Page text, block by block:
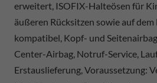
erweitert, ISOFIX-Halteösen für
äußeren Rücksitzen sowie auf
kompatibel, Kopf- und
Center-Airbag, Notruf-Service,
Erstauslieferung, Voraussetzung: